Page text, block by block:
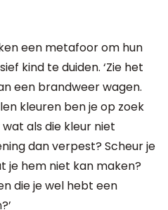
een metafoor om hun
kind te duiden. ‘Zie het
een brandweer wagen.
kleuren ben je op zoek
als die kleur niet
dan verpest? Scheur je
je hem niet kan maken?
die je wel hebt een